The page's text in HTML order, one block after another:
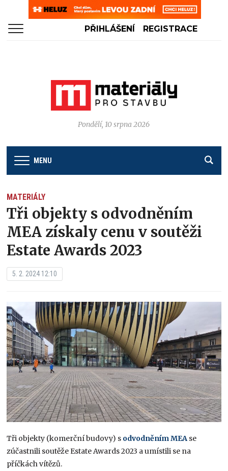
PŘIHLÁŠENÍ REGISTRACE
Pondělí, 10 srpna 2026
MENU
MATERIÁLY
Tři objekty s odvodněním
MEA získaly cenu v soutěži
Estate Awards 2023
5. 2. 2024 12:10
Tři objekty (komerční budovy) s odvodněním MEA se
zúčastnili soutěže Estate Awards 2023 a umístili se na
příčkách vítězů.